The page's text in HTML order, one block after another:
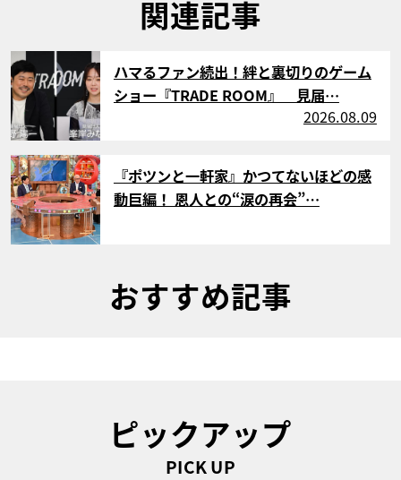
関連記事
サムネイル
ハマるファン続出！絆と裏切りのゲーム
ショー『TRADE ROOM』 見届…
2026.08.09
サムネイル
『ポツンと一軒家』かつてないほどの感
動巨編！ 恩人との“涙の再会”…
おすすめ記事
ピックアップ
PICK UP